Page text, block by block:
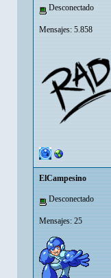
Desconectado
Mensajes: 5.858
ElCampesino
Desconectado
Mensajes: 25